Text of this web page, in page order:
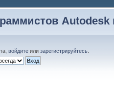
войдите илизарегистрируйтесь